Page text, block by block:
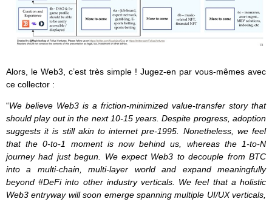
Alors, le Web3, c’est très simple ! Jugez-en par vous-mêmes avec
ce collector :
“We believe Web3 is a friction-minimized value-transfer story that
should play out in the next 10-15 years. Despite progress, adoption
suggests it is still akin to internet pre-1995. Nonetheless, we feel
that the 0-to-1 moment is now behind us, whereas the 1-to-N
journey had just begun. We expect Web3 to decouple from BTC
into a multi-chain, multi-layer world and expand meaningfully
beyond #DeFi into other industry verticals. We feel that a holistic
Web3 entryway will soon emerge spanning multiple UI/UX verticals,